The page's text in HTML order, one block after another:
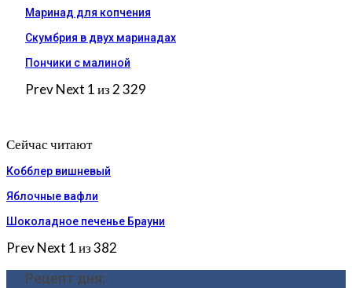
Маринад для копчения
Скумбрия в двух маринадах
Пончики с малиной
PrevNext 1 из 2 329
Сейчас читают
Кобблер вишневый
Яблочные вафли
Шоколадное печенье Брауни
PrevNext 1 из 382
Рецепт дня: